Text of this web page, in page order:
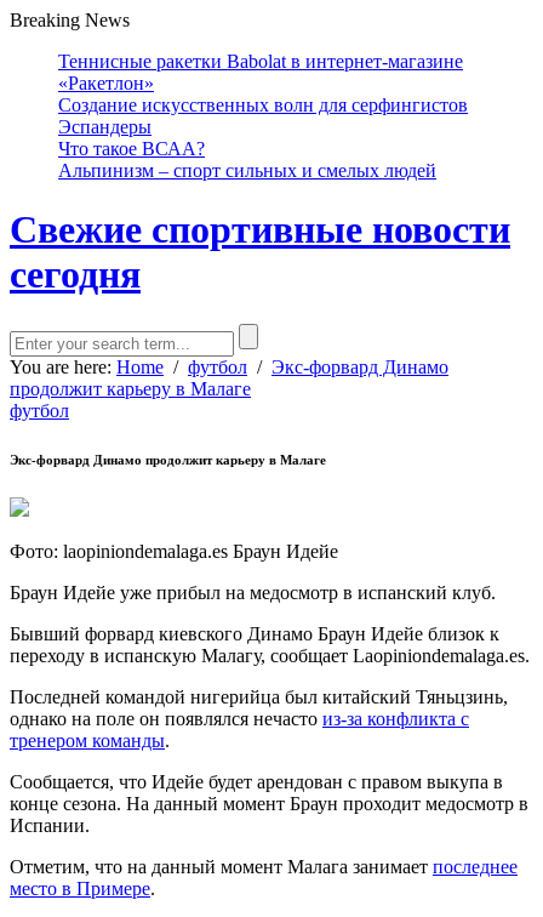
Breaking News
Теннисные ракетки Babolat в интернет-магазине
«Ракетлон»
Создание искусственных волн для серфингистов
Эспандеры
Что такое ВСАА?
Альпинизм – спорт сильных и смелых людей
Свежие спортивные новости
сегодня
You are here: Home / футбол / Экс-форвард Динамо
продолжит карьеру в Малаге
футбол
Экс-форвард Динамо продолжит карьеру в Малаге
Фото: laopiniondemalaga.es Браун Идейе
Браун Идейе уже прибыл на медосмотр в испанский клуб.
Бывший форвард киевского Динамо Браун Идейе близок к
переходу в испанскую Малагу, сообщает Laopiniondemalaga.es.
Последней командой нигерийца был китайский Тяньцзинь,
однако на поле он появлялся нечасто из-за конфликта с
тренером команды.
Сообщается, что Идейе будет арендован с правом выкупа в
конце сезона. На данный момент Браун проходит медосмотр в
Испании.
Отметим, что на данный момент Малага занимает последнее
место в Примере.